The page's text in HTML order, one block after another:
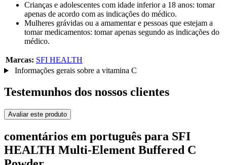
Crianças e adolescentes com idade inferior a 18 anos: tomar
apenas de acordo com as indicações do médico.
Mulheres grávidas ou a amamentar e pessoas que estejam a
tomar medicamentos: tomar apenas segundo as indicações do
médico.
Marcas: SFI HEALTH
Informações gerais sobre a vitamina C
Testemunhos dos nossos clientes
Avaliar este produto
comentários em português para SFI
HEALTH Multi-Element Buffered C